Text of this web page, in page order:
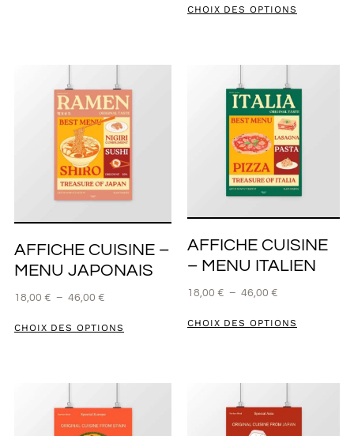
CHOIX DES OPTIONS
AFFICHE CUISINE –
MENU JAPONAIS
18,00 € – 46,00 €
CHOIX DES OPTIONS
AFFICHE CUISINE
– MENU ITALIEN
18,00 € – 46,00 €
CHOIX DES OPTIONS